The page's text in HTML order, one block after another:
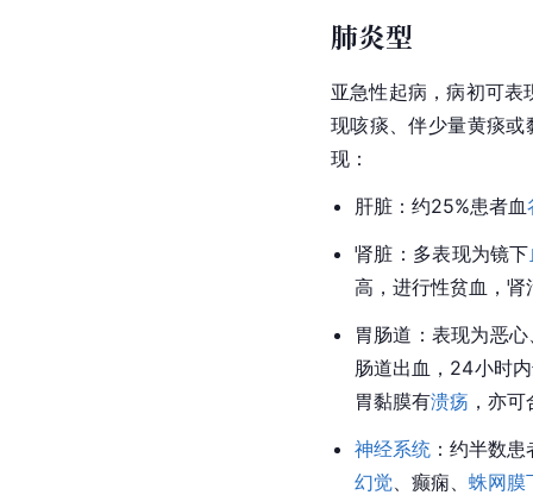
肺炎型
亚急性起病，病初可
现咳痰、伴少量黄痰
现：
肝脏：约25%患者血
肾脏：多表现为镜下
高，进行性贫血，肾
胃肠道：表现为恶
肠道出血，24小时
胃黏膜有溃疡 ，亦
神经系统 ：约半数
幻觉、癫痫、 蛛网膜